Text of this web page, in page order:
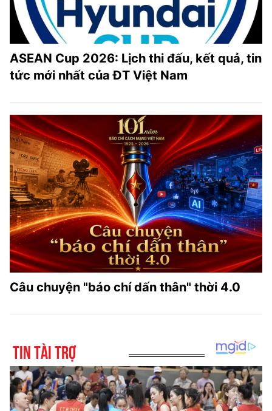
ASEAN Cup 2026: Lịch thi đấu, kết quả, tin
tức mới nhất của ĐT Việt Nam
Câu chuyện "báo chí dấn thân" thời 4.0